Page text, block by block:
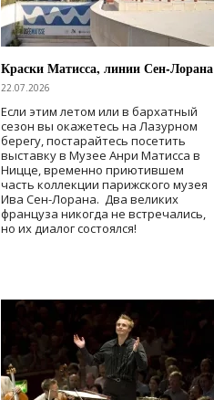
Краски Матисса, линии Сен-Лорана
22.07.2026
Если этим летом или в бархатный
сезон вы окажетесь на Лазурном
берегу, постарайтесь посетить
выставку в Музее Анри Матисса в
Ницце, временно приютившем
часть коллекции парижского музея
Ива Сен-Лорана. Два великих
француза никогда не встречались,
но их диалог состоялся!